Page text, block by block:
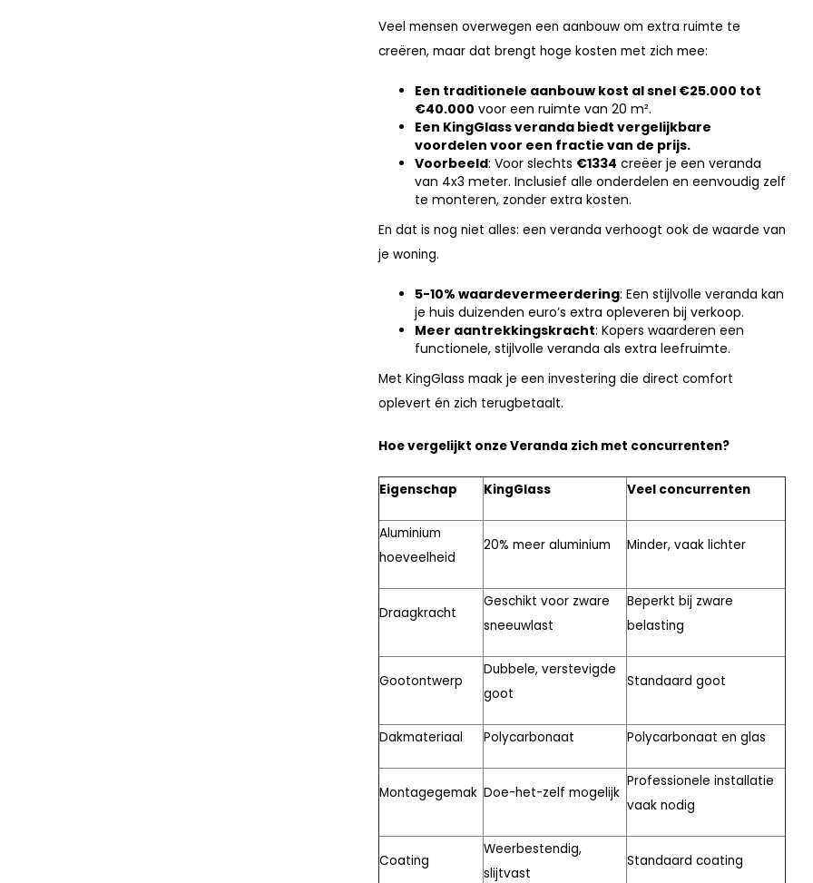
Veel mensen overwegen een aanbouw om extra ruimte te
creëren, maar dat brengt hoge kosten met zich mee:
Een traditionele aanbouw kost al snel €25.000 tot
€40.000 voor een ruimte van 20 m².
Een KingGlass veranda biedt vergelijkbare
voordelen voor een fractie van de prijs.
Voorbeeld: Voor slechts €1334 creëer je een veranda
van 4x3 meter. Inclusief alle onderdelen en eenvoudig zelf
te monteren, zonder extra kosten.
En dat is nog niet alles: een veranda verhoogt ook de waarde van
je woning.
5-10% waardevermeerdering: Een stijlvolle veranda kan
je huis duizenden euro’s extra opleveren bij verkoop.
Meer aantrekkingskracht: Kopers waarderen een
functionele, stijlvolle veranda als extra leefruimte.
Met KingGlass maak je een investering die direct comfort
oplevert én zich terugbetaalt.
Hoe vergelijkt onze Veranda zich met concurrenten?
Eigenschap KingGlass Veel concurrenten
Aluminium
hoeveelheid
20% meer aluminium Minder, vaak lichter
Draagkracht
Geschikt voor zware
sneeuwlast
Beperkt bij zware
belasting
Gootontwerp
Dubbele, verstevigde
goot
Standaard goot
Dakmateriaal Polycarbonaat Polycarbonaat en glas
Montagegemak Doe-het-zelf mogelijk
Professionele installatie
vaak nodig
Coating
Weerbestendig,
slijtvast
Standaard coating